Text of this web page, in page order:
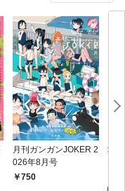
月刊ガンガンJOKER 2
026年8月号
750
堀